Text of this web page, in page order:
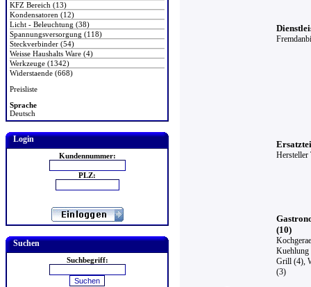
KFZ Bereich (13)
Kondensatoren (12)
Licht - Beleuchtung (38)
Spannungsversorgung (118)
Steckverbinder (54)
Weisse Haushalts Ware (4)
Werkzeuge (1342)
Widerstaende (668)
Preisliste
Sprache
Deutsch
Login
Kundennummer:
PLZ:
Suchen
Suchbegriff:
Hersteller
(10)
Kuehlung
Grill (4),
(3)